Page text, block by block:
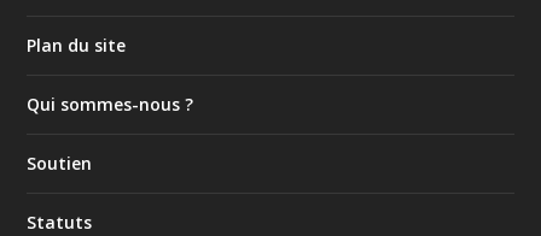
Plan du site
Qui sommes-nous ?
Soutien
Statuts